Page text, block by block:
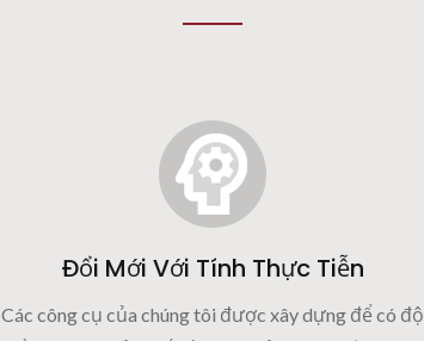
Đổi Mới Với Tính Thực Tiễn
Các công cụ của chúng tôi được xây dựng để có độ